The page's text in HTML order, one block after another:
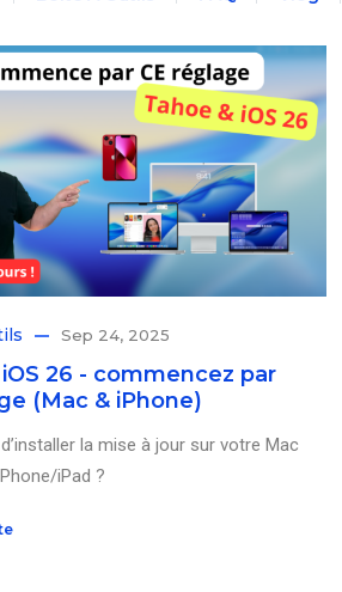
Sep 24, 2025
26 - commencez par
(Mac & iPhone)
la mise à jour sur votre Mac
iPad ?